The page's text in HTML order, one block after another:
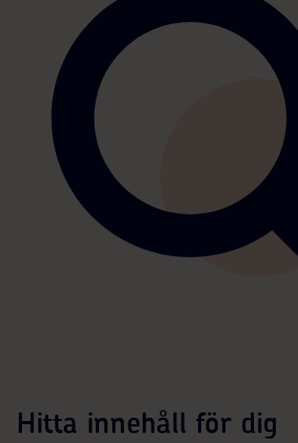
Hitta innehåll för dig